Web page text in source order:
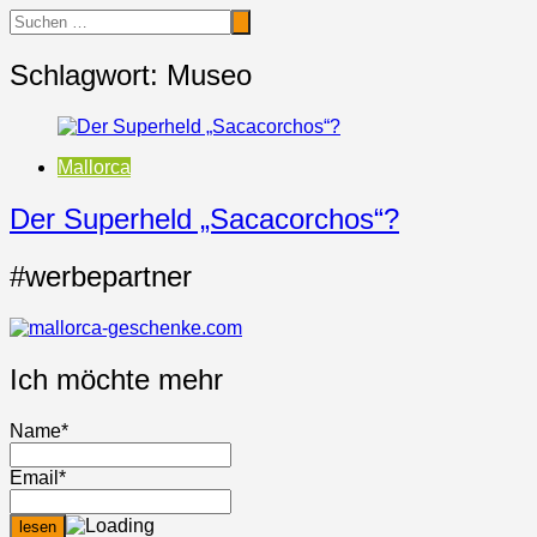
Schlagwort: Museo
Mallorca
Der Superheld „Sacacorchos“?
#werbepartner
Ich möchte mehr
Name*
Email*